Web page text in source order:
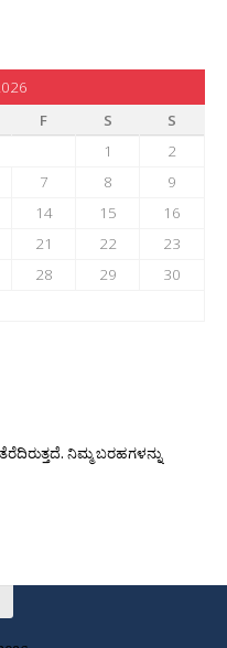
F S
S
1
2
7 8
9
14 15
16
21 22
23
28 29
30
ನಿಮ್ಮ ಬರಹಗಳನ್ನು